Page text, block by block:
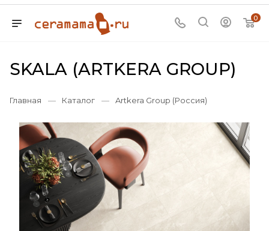
0
SKALA (ARTKERA GROUP)
Главная — Каталог — Artkera Group (Россия)